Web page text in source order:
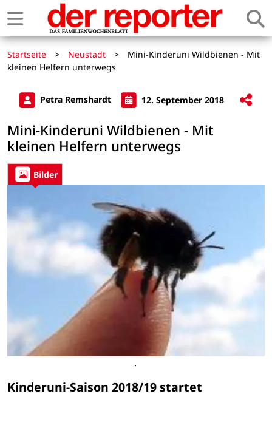
Startseite > Neustadt >
Mini-Kinderuni Wildbienen - Mit
kleinen Helfern unterwegs
Petra Remshardt 12. September 2018
Mini-Kinderuni Wildbienen - Mit
kleinen Helfern unterwegs
Bilder
.
Kinderuni-Saison 2018/19 startet